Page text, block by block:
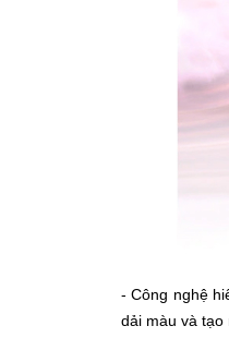
- Công nghệ
dải màu và